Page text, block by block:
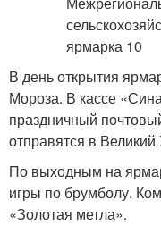
В день открытия
Мороза. В кассе
праздничный
отправятся в Великий
По выходным на
игры по брумболу.
«Золотая метла».